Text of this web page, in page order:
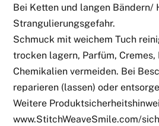
Bei Ketten und langen Bändern/
Strangulierungsgefahr.
Schmuck mit weichem Tuch
trocken lagern, Parfüm, Cremes,
Chemikalien vermeiden. Bei
reparieren (lassen) oder
Weitere
www.StitchWeaveSmile.com/